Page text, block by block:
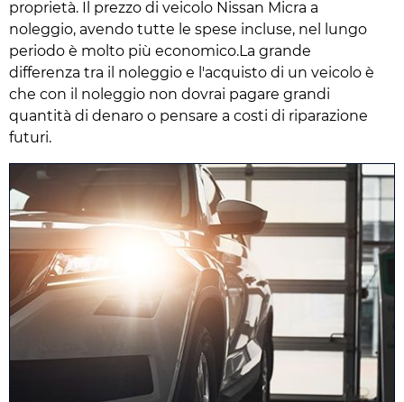
proprietà. Il prezzo di veicolo Nissan Micra a
noleggio, avendo tutte le spese incluse, nel lungo
periodo è molto più economico.La grande
differenza tra il noleggio e l'acquisto di un veicolo è
che con il noleggio non dovrai pagare grandi
quantità di denaro o pensare a costi di riparazione
futuri.